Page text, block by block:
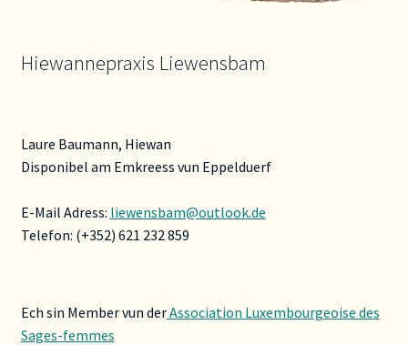
Hiewannepraxis Liewensbam
Laure Baumann, Hiewan
Disponibel am Emkreess vun Eppelduerf
E-Mail Adress: liewensbam@outlook.de
Telefon: (+352) 621 232 859
Ech sin Member vun derAssociation Luxembourgeoise des
Sages-femmes